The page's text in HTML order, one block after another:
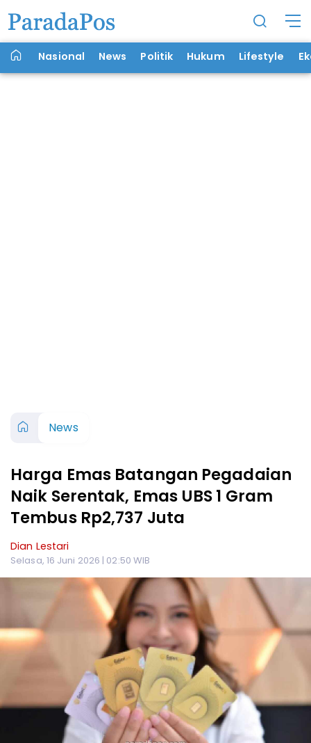
Nasional News Politik Hukum Lifestyle
News
Harga Emas Batangan Pegadaian
Naik Serentak, Emas UBS 1 Gram
Tembus Rp2,737 Juta
Dian Lestari
Selasa, 16 Juni 2026 | 02:50 WIB